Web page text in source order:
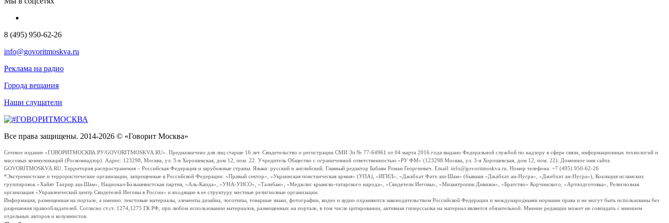
8 (495) 950-62-26
info@govoritmoskva.ru
Реклама на радио
Города вещания
Наши слушатели
Все права защищены. 2014-2026 © «Говорит Москва»
Сетевое издание «ГОВОРИТМОСКВА.РУ/GOVORITMOSKVA.RU». Предназначено для лиц старше 16 лет. Свидетельство о регистрации СМИ Эл № 77-64961 от 04 марта 2016 года выдано Федеральной службой по надзору в сфере связи, информационных технологий и
массовых коммуникаций (Роскомнадзор). Адрес: 123298, Москва, ул. 3-я Хорошевская, дом 12, пом. 22. Учредитель Общество с ограниченной ответственностью «РУ ФМ» (123298 Москва, ул. 3-я Хорошевская, дом 12, пом. 22). Доменное имя сайта
GOVORITMOSKVA.RU. Территория распространения – Российская Федерация и зарубежные страны. Языки: русский и английский. Главный редактор Бабаян Роман Георгиевич. Email: info@govoritmoskva.ru. Номер телефона: +7 (495) 950-62-26
*Экстремистские и террористические организации, запрещенные в Российской Федерации: «Правый сектор», «Украинская повстанческая армия» (УПА), «ИГИЛ», «Джабхат Фатх аш-Шам» (бывшая «Джабхат ан-Нусра», «Джебхат ан-Нусра»), Коалиция исламских
группировок «Хайят Тахрир аш-Шам», Национал-Большевистская партия, «Аль-Каида», «УНА-УНСО», «Талибан», «Меджлис крымско-татарского народа», «Свидетели Иеговы», «Мизантропик Дивижн», «Братство» Корчинского, «Артподготовка», Религиозная
организация «Управленческий центр Свидетелей Иеговы в России» и входящие в ее структуру местные религиозные организации.
Информация, размещенная на портале, а именно: текстовые материалы, элементы дизайна, логотипы, товарные знаки, фотографии, видео и аудио охраняются законодательством Российской Федерации и международными нормами права и не могут быть использованы без
разрешения правообладателей. Согласно ст.ст. 1274,1275 ГК РФ, при любом использовании материалов, размещенных на портале, в том числе цитировании, активная гиперссылка на материал является обязательной. Мнение редакции может не совпадать с мнением
отдельных авторов и колумнистов.